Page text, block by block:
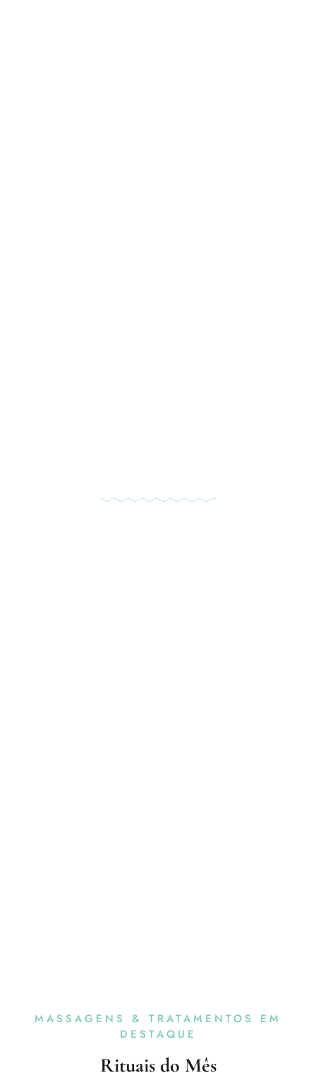
MASSAGENS & TRATAMENTOS EM
DESTAQUE
Rituais do Mês